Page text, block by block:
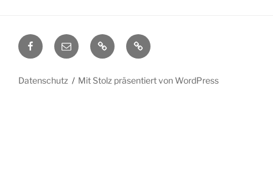
Facebook
E-
Mail
DatenschutzImpressum
Datenschutz Mit Stolz präsentiert von WordPress